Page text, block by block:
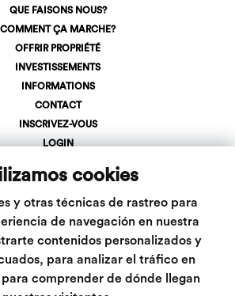
cookies
y otras técnicas de rastreo para
de navegación en nuestra
contenidos personalizados y
para analizar el tráfico en
comprender de dónde llegan
QUE FAISONS NOUS?
COMMENT ÇA MARCHE?
OFFRIR PROPRIÉTÉ
INVESTISSEMENTS
INFORMATIONS
CONTACT
INSCRIVEZ-VOUS
LOGIN
info@inveslar.com
Suivez-nous